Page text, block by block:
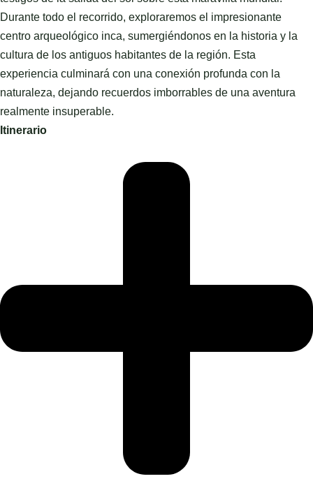
Durante todo el recorrido, exploraremos el impresionante
centro arqueológico inca, sumergiéndonos en la historia y la
cultura de los antiguos habitantes de la región. Esta
experiencia culminará con una conexión profunda con la
naturaleza, dejando recuerdos imborrables de una aventura
realmente insuperable.
Itinerario